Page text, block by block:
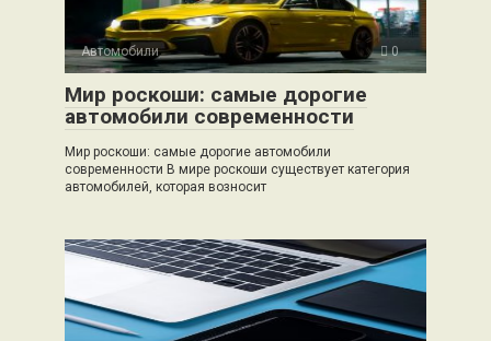
Автомобили 0
Мир роскоши: самые дорогие
автомобили современности
Мир роскоши: самые дорогие автомобили
современности В мире роскоши существует категория
автомобилей, которая возносит